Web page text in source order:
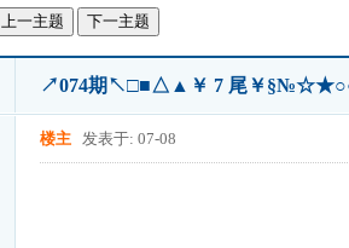
上一主题 下一主题
↗074期↖□■△▲￥ 7 尾￥
楼主 发表于: 07-08